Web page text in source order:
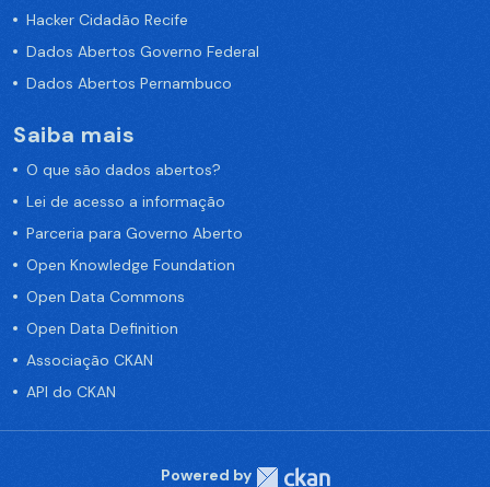
Hacker Cidadão Recife
Dados Abertos Governo Federal
Dados Abertos Pernambuco
Saiba mais
O que são dados abertos?
Lei de acesso a informação
Parceria para Governo Aberto
Open Knowledge Foundation
Open Data Commons
Open Data Definition
Associação CKAN
API do CKAN
Powered by